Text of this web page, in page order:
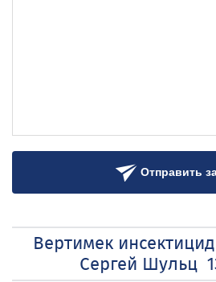
Отправить
Вертимек
Сергей Шульц